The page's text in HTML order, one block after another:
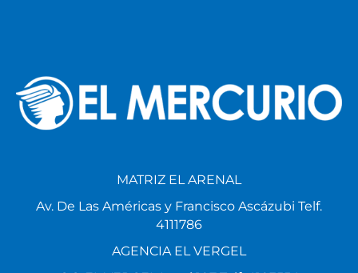
MATRIZ EL ARENAL
Av. De Las Américas y Francisco Ascázubi Telf.
4111786
AGENCIA EL VERGEL